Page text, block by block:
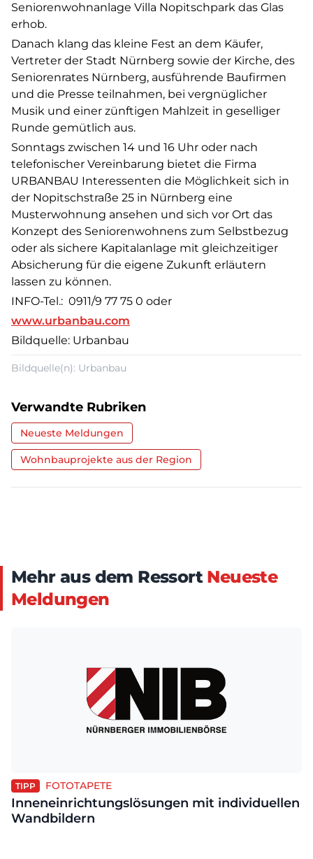
Seniorenwohnanlage Villa Nopitschpark das Glas
erhob.
Danach klang das kleine Fest an dem Käufer,
Vertreter der Stadt Nürnberg sowie der Kirche, des
Seniorenrates Nürnberg, ausführende Baufirmen
und die Presse teilnahmen, bei vergnüglicher
Musik und einer zünftigen Mahlzeit in geselliger
Runde gemütlich aus.
Sonntags zwischen 14 und 16 Uhr oder nach
telefonischer Vereinbarung bietet die Firma
URBANBAU Interessenten die Möglichkeit sich in
der Nopitschstraße 25 in Nürnberg eine
Musterwohnung ansehen und sich vor Ort das
Konzept des Seniorenwohnens zum Selbstbezug
oder als sichere Kapitalanlage mit gleichzeitiger
Absicherung für die eigene Zukunft erläutern
lassen zu können.
INFO-Tel.: 0911/9 77 75 0 oder
www.urbanbau.com
Bildquelle: Urbanbau
Bildquelle(n): Urbanbau
Verwandte Rubriken
Neueste Meldungen
Wohnbauprojekte aus der Region
Mehr aus dem Ressort Neueste
Meldungen
TIPP FOTOTAPETE
Inneneinrichtungslösungen mit individuellen
Wandbildern